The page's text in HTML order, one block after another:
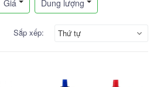
Giá Dung lượng
Sắp xếp: Thứ tự